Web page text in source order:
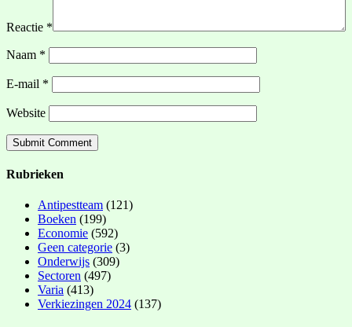
Reactie *
Naam *
E-mail *
Website
Rubrieken
Antipestteam (121)
Boeken (199)
Economie (592)
Geen categorie (3)
Onderwijs (309)
Sectoren (497)
Varia (413)
Verkiezingen 2024 (137)